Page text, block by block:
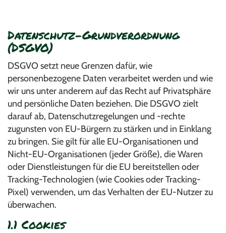
Datenschutz-Grundverordnung
(DSGVO)
DSGVO setzt neue Grenzen dafür, wie
personenbezogene Daten verarbeitet werden und wie
wir uns unter anderem auf das Recht auf Privatsphäre
und persönliche Daten beziehen. Die DSGVO zielt
darauf ab, Datenschutzregelungen und -rechte
zugunsten von EU-Bürgern zu stärken und in Einklang
zu bringen. Sie gilt für alle EU-Organisationen und
Nicht-EU-Organisationen (jeder Größe), die Waren
oder Dienstleistungen für die EU bereitstellen oder
Tracking-Technologien (wie Cookies oder Tracking-
Pixel) verwenden, um das Verhalten der EU-Nutzer zu
überwachen.
1.1 Cookies